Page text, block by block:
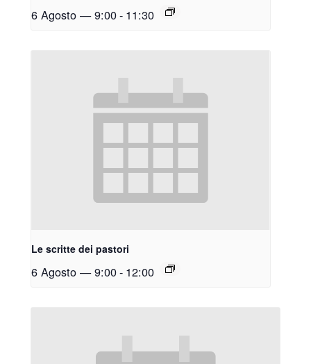
6 Agosto — 9:00- 11:30
Le scritte dei pastori
6 Agosto — 9:00- 12:00